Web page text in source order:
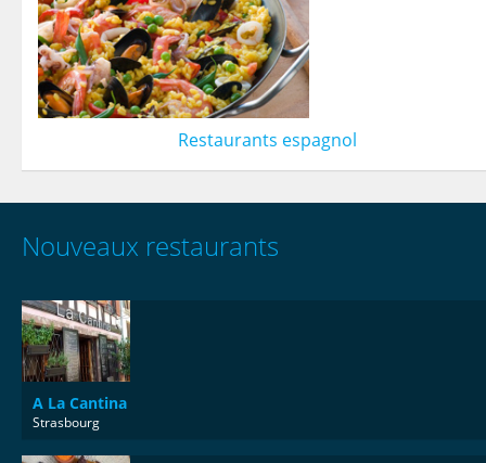
Restaurants espagnol
Nouveaux restaurants
A La Cantina
Strasbourg